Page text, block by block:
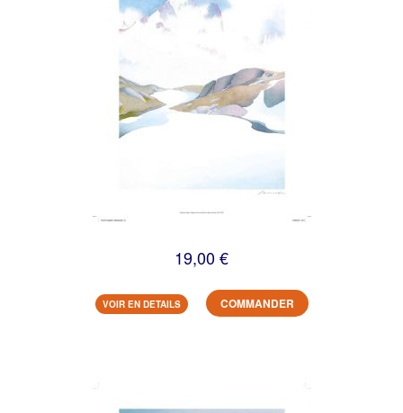
19,00 €
VOIR EN DETAILS COMMANDER